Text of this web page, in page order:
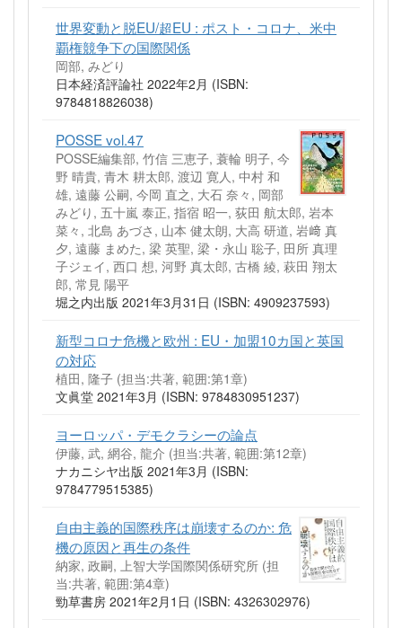
世界変動と脱EU/超EU : ポスト・コロナ、米中
覇権競争下の国際関係
岡部, みどり
日本経済評論社 2022年2月 (ISBN:
9784818826038)
POSSE vol.47
POSSE編集部, 竹信 三恵子, 蓑輪 明子, 今
野 晴貴, 青木 耕太郎, 渡辺 寛人, 中村 和
雄, 遠藤 公嗣, 今岡 直之, 大石 奈々, 岡部
みどり, 五十嵐 泰正, 指宿 昭一, 荻田 航太郎, 岩本
菜々, 北島 あづさ, 山本 健太朗, 大高 研道, 岩﨑 真
夕, 遠藤 まめた, 梁 英聖, 梁・永山 聡子, 田所 真理
子ジェイ, 西口 想, 河野 真太郎, 古橋 綾, 萩田 翔太
郎, 常見 陽平
堀之内出版 2021年3月31日 (ISBN: 4909237593)
新型コロナ危機と欧州 : EU・加盟10カ国と英国
の対応
植田, 隆子 (担当:共著, 範囲:第1章)
文眞堂 2021年3月 (ISBN: 9784830951237)
ヨーロッパ・デモクラシーの論点
伊藤, 武, 網谷, 龍介 (担当:共著, 範囲:第12章)
ナカニシヤ出版 2021年3月 (ISBN:
9784779515385)
自由主義的国際秩序は崩壊するのか: 危
機の原因と再生の条件
納家, 政嗣, 上智大学国際関係研究所 (担
当:共著, 範囲:第4章)
勁草書房 2021年2月1日 (ISBN: 4326302976)